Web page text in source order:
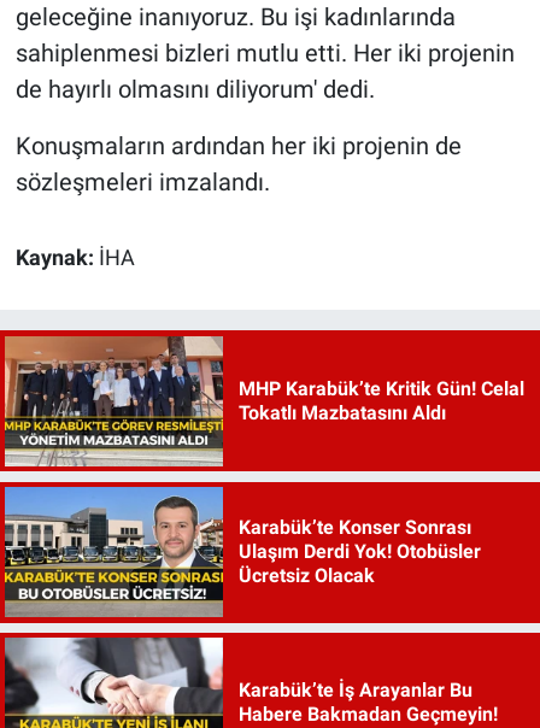
geleceğine inanıyoruz. Bu işi kadınlarında
sahiplenmesi bizleri mutlu etti. Her iki projenin
de hayırlı olmasını diliyorum' dedi.
Konuşmaların ardından her iki projenin de
sözleşmeleri imzalandı.
Kaynak: İHA
MHP Karabük’te Kritik Gün! Celal
Tokatlı Mazbatasını Aldı
Karabük’te Konser Sonrası
Ulaşım Derdi Yok! Otobüsler
Ücretsiz Olacak
Karabük’te İş Arayanlar Bu
Habere Bakmadan Geçmeyin!